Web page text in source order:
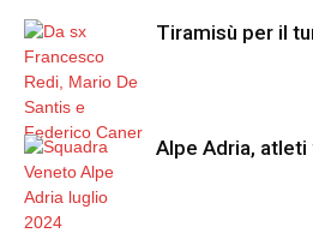
Tiramisù per il
Alpe Adria,